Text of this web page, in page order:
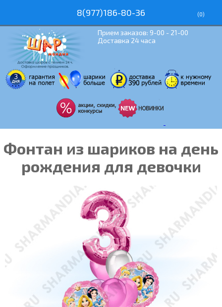
8(977)186-80-36 (0)
Прием заказов: 9-00 - 21-00
Доставка 24 часа
Фонтан из шариков на день
рождения для девочки